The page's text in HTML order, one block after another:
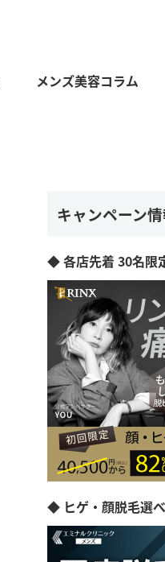
メンズ美容コラム
キャンペーン
◆ 各店先着 30名限
◆ ヒゲ・顔脱毛選